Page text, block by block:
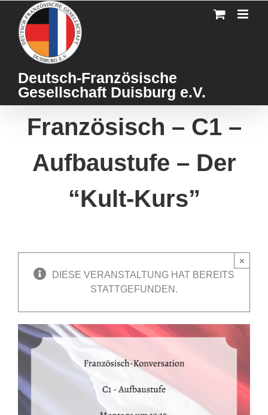
content
Deutsch-Französische
Gesellschaft Duisburg e.V.
Französisch – C1 –
Aufbaustufe – Der
“Kult-Kurs”
DIESE VERANSTALTUNG HAT BEREITS
STATTGEFUNDEN.
×